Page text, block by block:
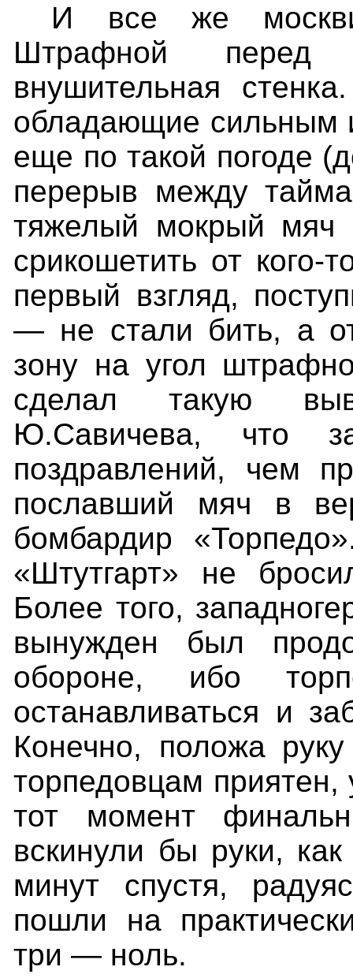
И все же
Штрафной перед
внушительная
обладающие сильным
еще по такой погоде
перерыв между
тяжелый мокрый мяч
срикошетить от кого-
первый взгляд,
— не стали бить, а
зону на угол
сделал такую
Ю.Савичева, что
поздравлений, чем
пославший
мяч в
бомбардир
«Штутгарт» не
Более того,
вынужден был
обороне, ибо
останавливаться и
Конечно, положа
торпедовцам приятен,
тот момент
вскинули бы руки,
минут спустя,
пошли на
три — ноль.